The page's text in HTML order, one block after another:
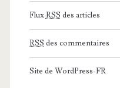
FluxRSS des articles
RSS des commentaires
Site de WordPress-FR